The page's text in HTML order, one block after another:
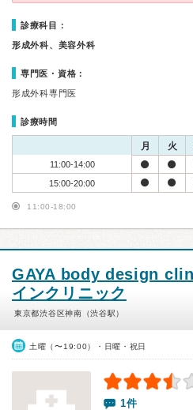
診療科目：
形成外科、美容外科
専門医・資格：
形成外科専門医
診療時間
月 火
11:00-14:00
15:00-20:00
11:00-18:00
GAYA body design
インクリニック
東京都渋谷区神南（渋谷駅）
土曜（〜19:00）・日曜・祝日
1件